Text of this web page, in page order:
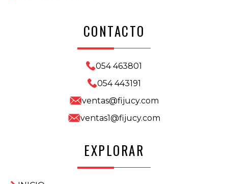
CONTACTO
054 463801
054 443191
ventas@fijucy.com
ventas1@fijucy.com
EXPLORAR